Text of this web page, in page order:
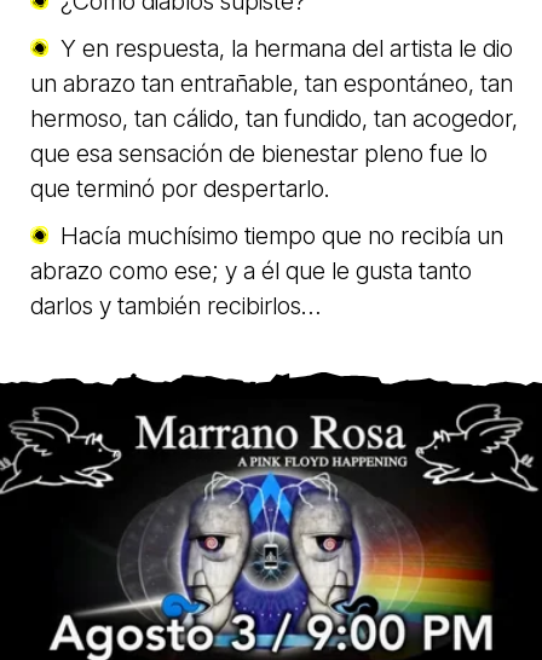
Y en respuesta, la hermana del artista le dio
un abrazo tan entrañable, tan espontáneo, tan
hermoso, tan cálido, tan fundido, tan acogedor,
que esa sensación de bienestar pleno fue lo
que terminó por despertarlo.
Hacía muchísimo tiempo que no recibía un
abrazo como ese; y a él que le gusta tanto
darlos y también recibirlos…